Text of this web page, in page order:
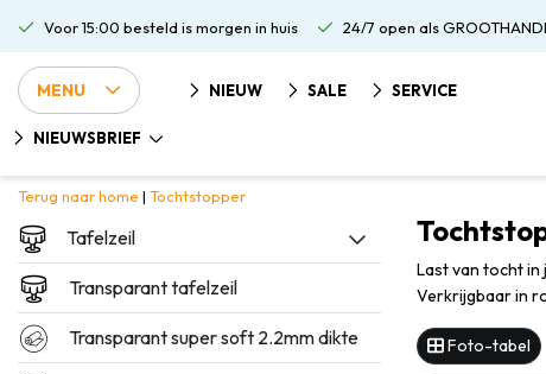
Voor 15:00 besteld is morgen in huis 24/7 open als
MENU NIEUW SALE SERVICE
NIEUWSBRIEF
Terug naar home | Tochtstopper
Tafelzeil
Transparant tafelzeil
Transparant super soft 2.2mm dikte
Last van tocht in
Verkrijgbaar in
Foto-tabel